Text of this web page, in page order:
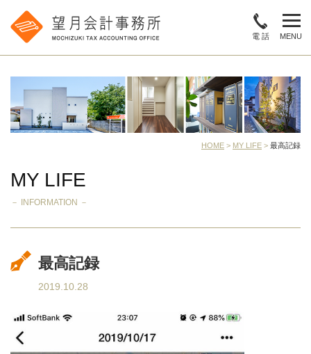
MENU
電 話
HOME > MY LIFE > 最高記録
MY LIFE
－ INFORMATION －
最高記録
2019.10.28